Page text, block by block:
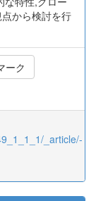
から検討を行
ーク
_article/-